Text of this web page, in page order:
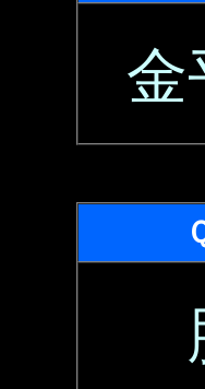
金